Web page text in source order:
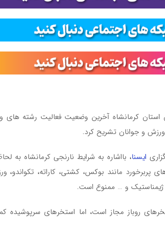
استان کرمانشاه آخرین وضعیت فعالیت رشته های
ورزش و جوانان تشریح کرد.
ایسنا، بااشاره به شرایط نارنجی کرمانشاه به
پربرخورد مانند بوکس، کشتی، کاراته،
ژیمناستیک و … ممنوع است.
روباز مجاز است، اما استخرهای سرپوشیده